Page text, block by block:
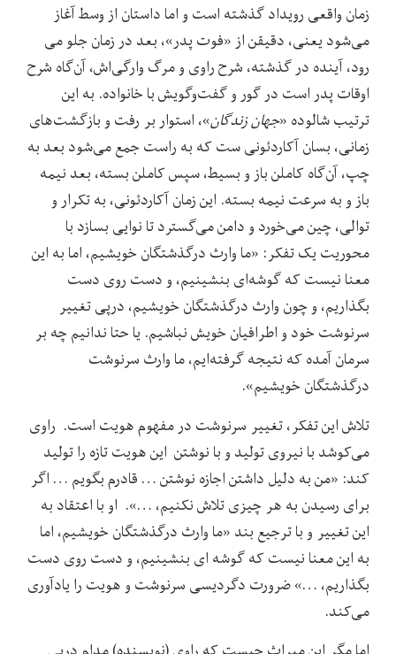
زمان واقعی رویداد گذشته است و اما داستان از وسط آغاز
می‌شود یعنی، دقیقن از «فوت پدر»، بعد در زمان جلو می
رود، آینده در گذشته، شرح راوی و مرگ وارگی‌اش، آن‌گاه شرح
اوقات پدر است در گور و گفت‌و‌گویش با خانواده. به این
ترتیب شالوده «جهان زندگان»، استوار بر رفت و بازگشت‌های
زمانی، بسان آکاردئونی ست که به راست جمع می‌شود بعد به
چپ، آن‌گاه کاملن باز و بسیط، سپس کاملن بسته، بعد نیمه
باز و به سرعت نیمه بسته. این زمان آکاردئونی، به تکرار و
توالی، چین می‌خورد و دامن می‌گسترد تا نوایی بسازد با
محوریت یک تفکر: «ما وارث درگذشتگان خویشیم، اما به این
معنا نیست که گوشه‌ای بنشینیم، و دست روی دست
بگذاریم، و چون وارث درگذشتگان خویشیم، درپی تغییر
سرنوشت خود و اطرافیان خویش نباشیم. یا حتا ندانیم چه بر
سرمان آمده که نتیجه گرفته‌ایم، ما وارث سرنوشت
درگذشتگان خویشیم».
تلاش این تفکر، تغییر سرنوشت در مفهوم هویت است. راوی
می‌کوشد با نیروی تولید و با نوشتن این هویت تازه را تولید
کند: «من به دلیل داشتن اجازه نوشتن … قادرم بگویم … اگر
برای رسیدن به هر چیزی تلاش نکنیم، …». او با اعتقاد به
این تغییر و با ترجیع بند «ما وارث درگذشتگان خویشیم، اما
به این معنا نیست که گوشه ای بنشینیم، و دست روی دست
بگذاریم، …» ضرورت دگردیسی سرنوشت و هویت را یادآوری
می‌کند.